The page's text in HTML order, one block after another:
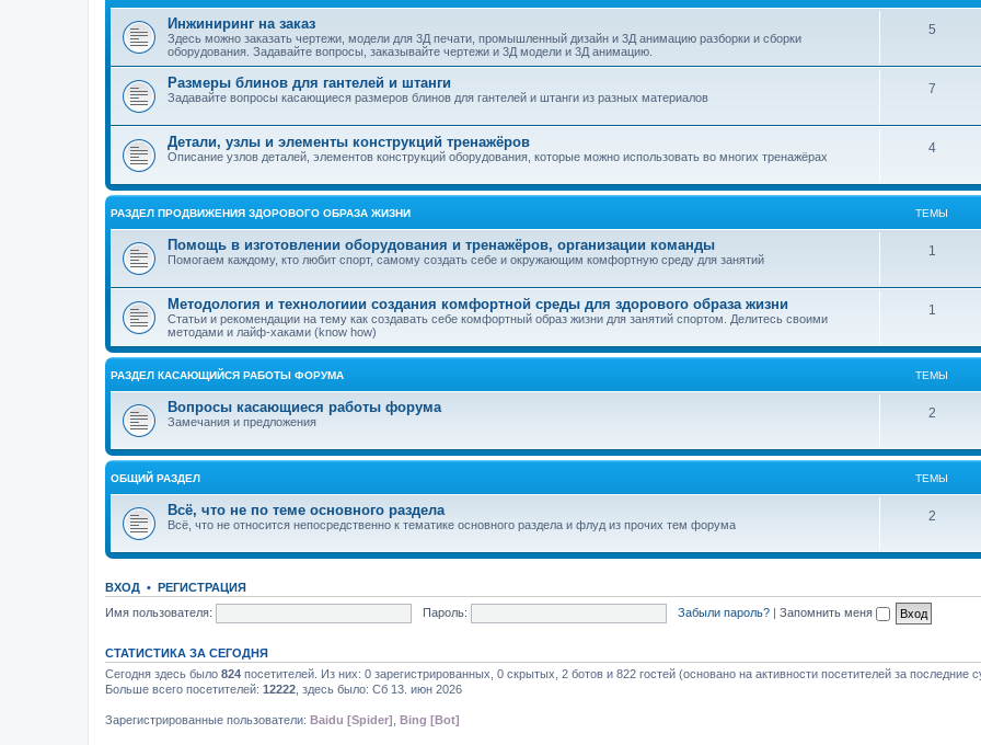
Инжиниринг на заказ
Здесь можно заказать чертежи, модели для 3Д печати, промышленный дизайн и 3Д анимацию разборки и сборки
оборудования. Задавайте вопросы, заказывайте чертежи и 3Д модели и 3Д анимацию.
5
Размеры блинов для гантелей и штанги
Задавайте вопросы касающиеся размеров блинов для гантелей и штанги из разных материалов
7
Детали, узлы и элементы конструкций тренажёров
Описание узлов деталей, элементов конструкций оборудования, которые можно использовать во многих тренажёрах
4
РАЗДЕЛ ПРОДВИЖЕНИЯ ЗДОРОВОГО ОБРАЗА ЖИЗНИ ТЕМЫ
Помощь в изготовлении оборудования и тренажёров, организации команды
Помогаем каждому, кто любит спорт, самому создать себе и окружающим комфортную среду для занятий
1
Методология и технологиии создания комфортной среды для здорового образа жизни
Статьи и рекомендации на тему как создавать себе комфортный образ жизни для занятий спортом. Делитесь своими
методами и лайф-хаками (know how)
1
РАЗДЕЛ КАСАЮЩИЙСЯ РАБОТЫ ФОРУМА ТЕМЫ
Вопросы касающиеся работы форума
Замечания и предложения
2
ОБЩИЙ РАЗДЕЛ ТЕМЫ
Всё, что не по теме основного раздела
Всё, что не относится непосредственно к тематике основного раздела и флуд из прочих тем форума
2
ВХОД • РЕГИСТРАЦИЯ
Имя пользователя:
Пароль: Забыли пароль? | Запомнить меня
СТАТИСТИКА ЗА СЕГОДНЯ
Сегодня здесь было 824 посетителей. Из них: 0 зарегистрированных, 0 скрытых, 2 ботов и 822 гостей (основано на активности посетителей за последние
Больше всего посетителей: 12222 , здесь было: Сб 13. июн 2026
Зарегистрированные пользователи: Baidu [Spider] Bing [Bot]